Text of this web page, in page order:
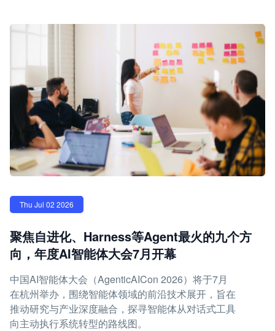
Thu Jul 02 2026
聚焦自进化、Harness等Agent最火的九个方
向，年度AI智能体大会7月开幕
中国AI智能体大会（AgenticAICon 2026）将于7月
在杭州举办，围绕智能体领域的前沿技术展开，旨在
推动研究与产业深度融合，探寻智能体从对话式工具
向主动执行系统转型的路线图。